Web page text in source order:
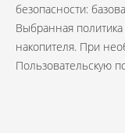
безопасности:
Выбранная
накопителя. При
Пользовательскую